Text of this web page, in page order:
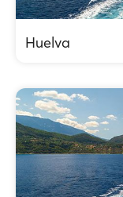
Huelva